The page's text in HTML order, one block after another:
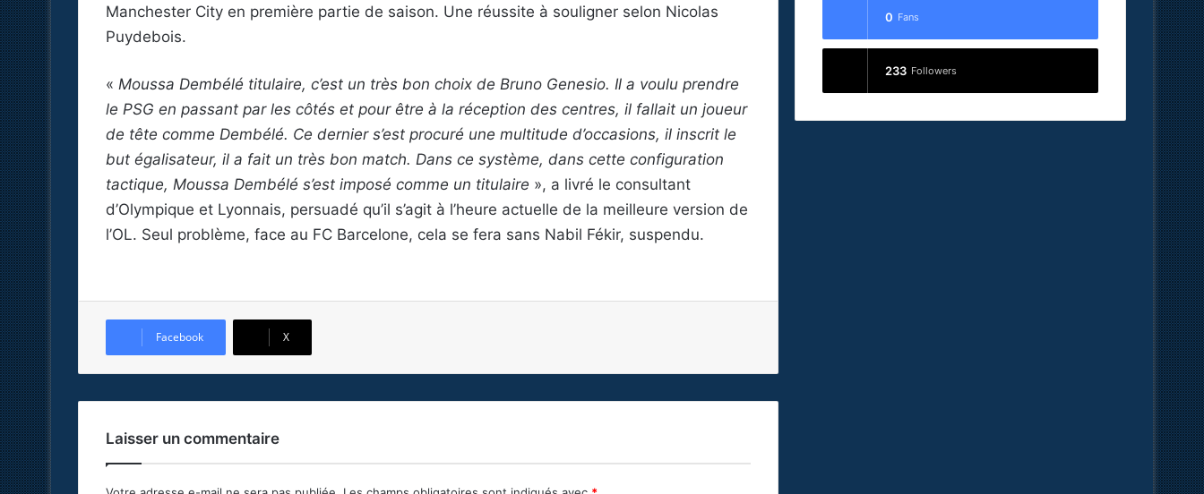
Manchester City en première partie de saison. Une réussite à souligner selon Nicolas
Puydebois.
« Moussa Dembélé titulaire, c’est un très bon choix de Bruno Genesio. Il a voulu prendre
le PSG en passant par les côtés et pour être à la réception des centres, il fallait un joueur
de tête comme Dembélé. Ce dernier s’est procuré une multitude d’occasions, il inscrit le
but égalisateur, il a fait un très bon match. Dans ce système, dans cette configuration
tactique, Moussa Dembélé s’est imposé comme un titulaire », a livré le consultant
d’Olympique et Lyonnais, persuadé qu’il s’agit à l’heure actuelle de la meilleure version de
l’OL. Seul problème, face au FC Barcelone, cela se fera sans Nabil Fékir, suspendu.
Facebook X
Laisser un commentaire
0 Fans
233 Followers